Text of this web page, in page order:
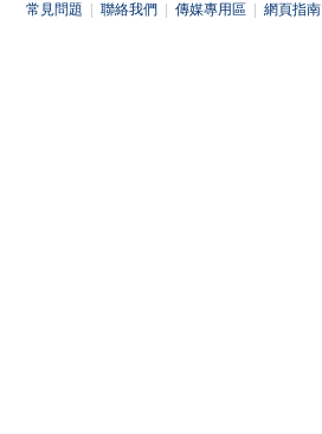
常見問題 聯絡我們 傳媒專用區 網頁指南